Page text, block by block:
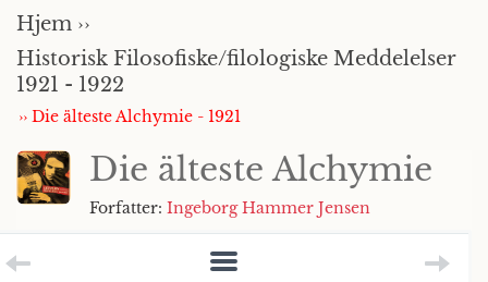
Hjem ››
Historisk Filosofiske/filologiske Meddelelser
1921 - 1922
›› Die älteste Alchymie - 1921
Die älteste Alchymie
Forfatter: Ingeborg Hammer Jensen